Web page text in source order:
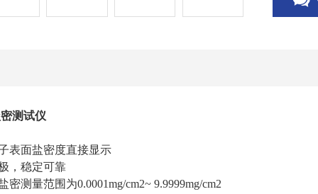
测试仪
表面盐密度直接显示
，稳定可靠
密测量范围为0.0001mg/cm2~ 9.9999mg/cm2